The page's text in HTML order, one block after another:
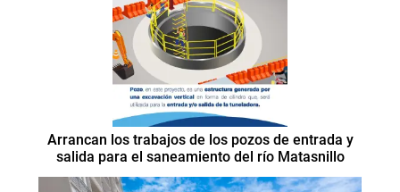
Arrancan los trabajos de los pozos de entrada y
salida para el saneamiento del río Matasnillo